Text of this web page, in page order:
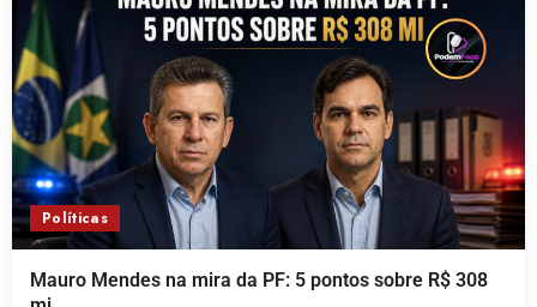
Políticas
Mauro Mendes na mira da PF: 5 pontos sobre R$ 308